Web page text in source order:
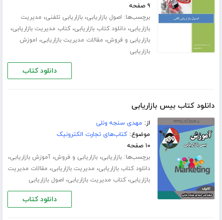
۹ صفحه
برچسب‌ها: اصول بازاریابی،بازاریابی تلفنی، مدیریت
بازاریابی،دانلود کتاب بازاریابی،کتاب مدیریت بازاریابی،
بازاریابی و فروش، مقالات مدیریت بازاریابی، اموزش
بازاریابی
دانلود کتاب
دانلود کتاب بیس بازاریابی
از: مهدی سنجه ونلی
موضوع:کتاب‌های تجارت الکترونیک
۱۰ صفحه
برچسب‌ها:بازاریابی،بازاریابی و فروش،آموزش بازاریابی،
دانلود کتاب بازاریابی، مدیریت بازاریابی، مقالات مدیریت
بازاریابی،کتاب مدیریت بازاریابی، اصول بازاریابی
دانلود کتاب